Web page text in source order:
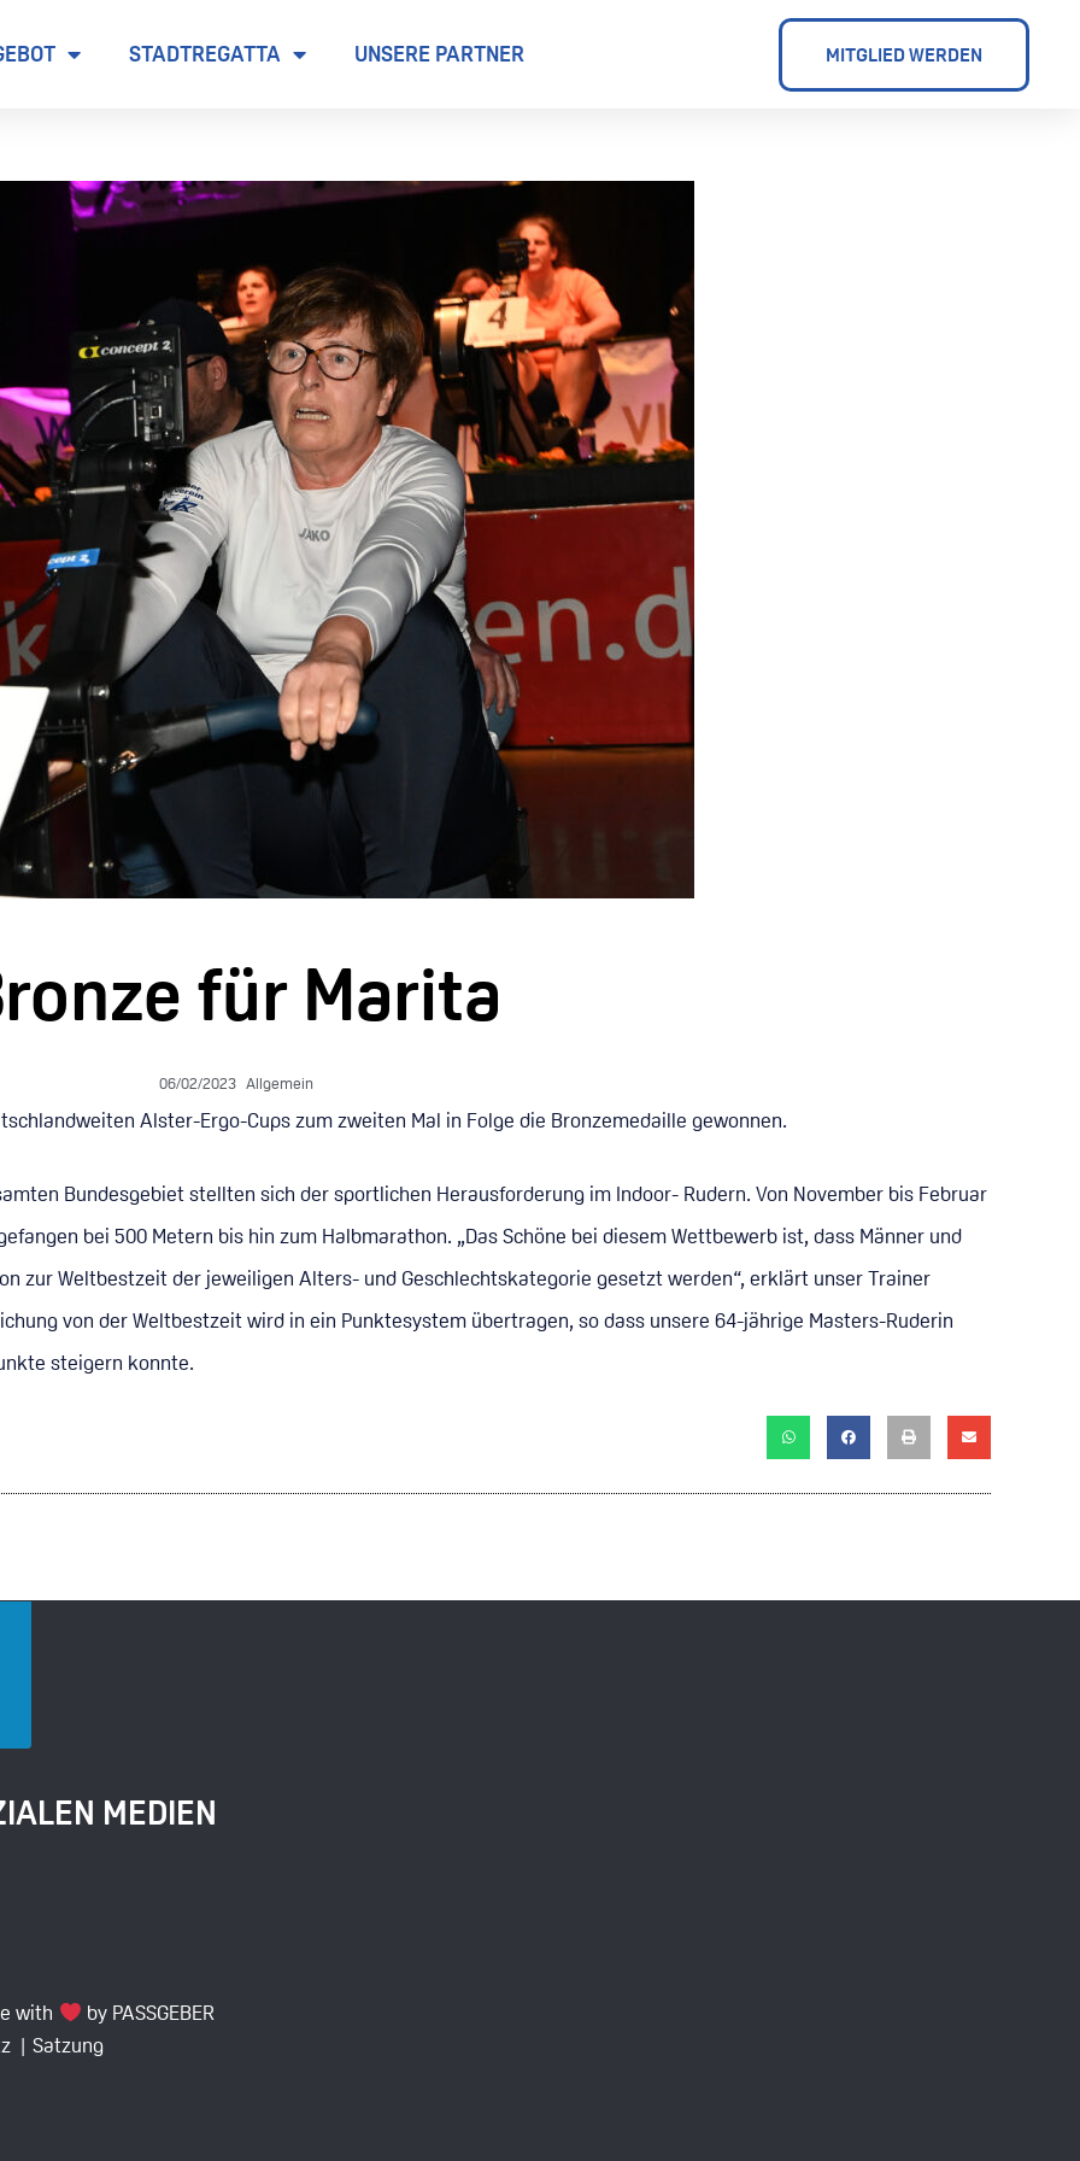
STADTREGATTA UNSERE PARTNER MITGLIED WERDEN
für Marita
06/02/2023 Allgemein
Alster-Ergo-Cups zum zweiten Mal in Folge die Bronzemedaille gewonnen.
Bundesgebiet stellten sich der sportlichen Herausforderung im Indoor- Rudern. Von November bis Februar
bei 500 Metern bis hin zum Halbmarathon. „Das Schöne bei diesem Wettbewerb ist, dass Männer und
zur Weltbestzeit der jeweiligen Alters- und Geschlechtskategorie gesetzt werden“, erklärt unser Trainer
von der Weltbestzeit wird in ein Punktesystem übertragen, so dass unsere 64-jährige Masters-Ruderin
steigern konnte.
MEDIEN
with
by PASSGEBER
| Satzung